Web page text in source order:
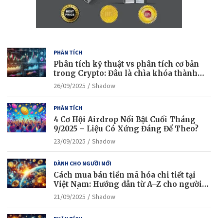
PHÂN TÍCH
Phân tích kỹ thuật vs phân tích cơ bản
trong Crypto: Đâu là chìa khóa thành
công?
26/09/2025 Shadow
PHÂN TÍCH
4 Cơ Hội Airdrop Nổi Bật Cuối Tháng
9/2025 – Liệu Có Xứng Đáng Để Theo?
23/09/2025 Shadow
DÀNH CHO NGƯỜI MỚI
Cách mua bán tiền mã hóa chi tiết tại
Việt Nam: Hướng dẫn từ A–Z cho người
mới bắt đầu
21/09/2025 Shadow